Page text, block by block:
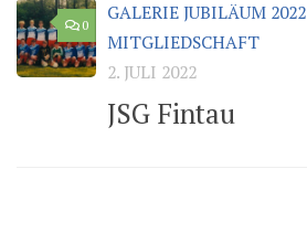
0
GALERIE JUBILÄUM 2022
MITGLIEDSCHAFT
2. JULI 2022
JSG Fintau